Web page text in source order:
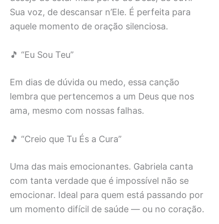
Sua voz, de descansar n’Ele. É perfeita para
aquele momento de oração silenciosa.
🎵 “Eu Sou Teu”
Em dias de dúvida ou medo, essa canção
lembra que pertencemos a um Deus que nos
ama, mesmo com nossas falhas.
🎵 “Creio que Tu És a Cura”
Uma das mais emocionantes. Gabriela canta
com tanta verdade que é impossível não se
emocionar. Ideal para quem está passando por
um momento difícil de saúde — ou no coração.